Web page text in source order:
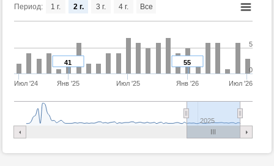
Период:
55
41
Июл '24 Янв '25 Июл '25 Янв '26 Июл '26
2025
0
5
1 г. 2 г. 3 г. 4 г. Все